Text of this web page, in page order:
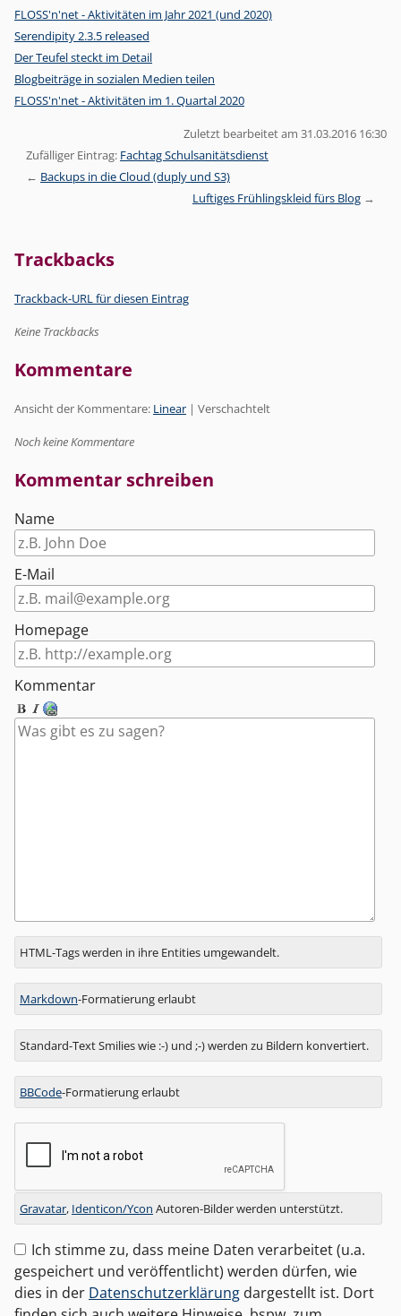
FLOSS'n'net - Aktivitäten im Jahr 2021 (und 2020)
Serendipity 2.3.5 released
Der Teufel steckt im Detail
Blogbeiträge in sozialen Medien teilen
FLOSS'n'net - Aktivitäten im 1. Quartal 2020
Zuletzt bearbeitet am 31.03.2016 16:30
Zufälliger Eintrag: Fachtag Schulsanitätsdienst
Backups in die Cloud (duply und S3)
Luftiges Frühlingskleid fürs Blog
Trackbacks
Trackback-URL für diesen Eintrag
Keine Trackbacks
Kommentare
Ansicht der Kommentare: Linear | Verschachtelt
Noch keine Kommentare
Kommentar schreiben
Name
E-Mail
Homepage
Kommentar
Antwort
zu
HTML-Tags werden in ihre Entities umgewandelt.
Markdown-Formatierung erlaubt
Standard-Text Smilies wie :-) und ;-) werden zu Bildern konvertiert.
BBCode-Formatierung erlaubt
Gravatar, Identicon/Ycon Autoren-Bilder werden unterstützt.
Ich stimme zu, dass meine Daten verarbeitet (u.a.
gespeichert und veröffentlicht) werden dürfen, wie
dies in der Datenschutzerklärung dargestellt ist. Dort